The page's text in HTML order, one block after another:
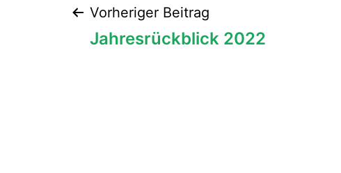
Beitragsnavigation
Vorheriger Beitrag
Jahresrückblick 2022